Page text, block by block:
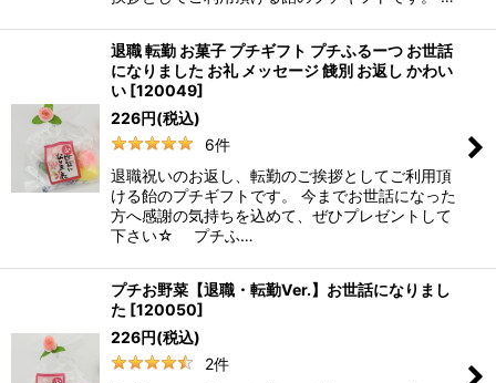
退職 転勤 お菓子 プチギフト プチふるーつ お世話
になりました お礼 メッセージ 餞別 お返し かわい
い [120049]
226円(税込)
6件
退職祝いのお返し、転勤のご挨拶としてご利用頂
ける飴のプチギフトです。 今までお世話になった
方へ感謝の気持ちを込めて、ぜひプレゼントして
下さい☆ プチふ…
プチお野菜【退職・転勤Ver.】お世話になりまし
た [120050]
226円(税込)
2件